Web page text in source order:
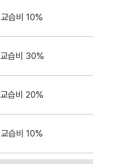
교습비 10%
교습비 30%
교습비 20%
교습비 10%